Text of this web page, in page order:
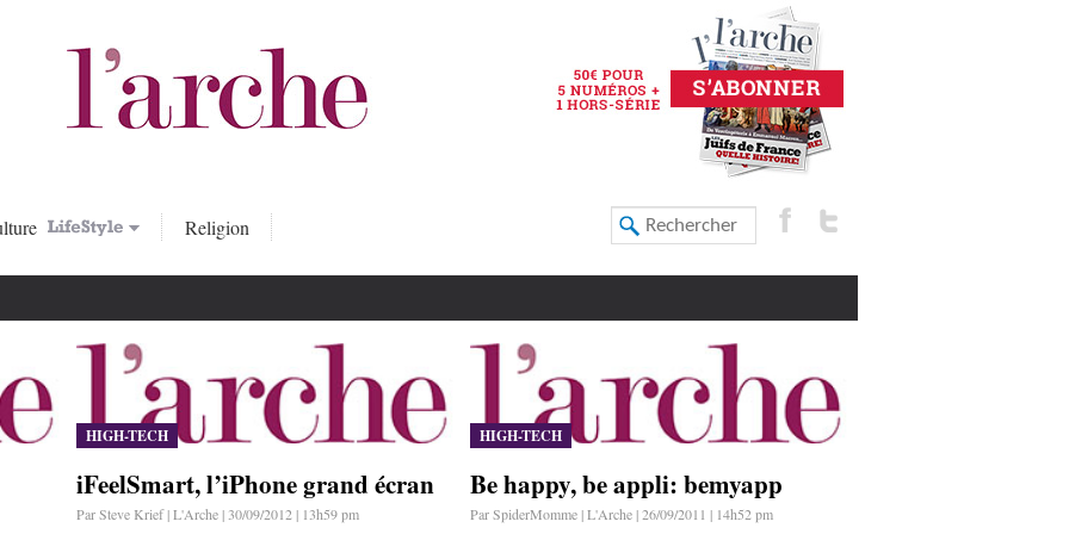
Religion
HIGH-TECH
iFeelSmart, l’iPhone grand écran
Par Steve Krief | L'Arche | 30/09/2012 | 13h59 pm
HIGH-TECH
Be happy, be appli: bemyapp
Par SpiderMomme | L'Arche | 26/09/2011 | 14h52 pm